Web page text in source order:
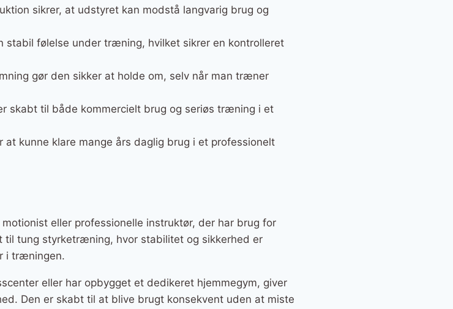
sikrer, at udstyret kan modstå langvarig brug og
stabil følelse under træning, hvilket sikrer en kontrolleret
gør den sikker at holde om, selv når man træner
skabt til både kommercielt brug og seriøs træning i et
at kunne klare mange års daglig brug i et professionelt
eller professionelle instruktør, der har brug for
til tung styrketræning, hvor stabilitet og sikkerhed er
i træningen.
eller har opbygget et dedikeret hjemmegym, giver
Den er skabt til at blive brugt konsekvent uden at miste